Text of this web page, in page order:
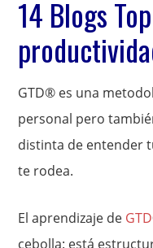
14 Blogs
GTD® es una
personal pero
distinta de entender
te rodea.
El aprendizaje de GTD
cebolla: está